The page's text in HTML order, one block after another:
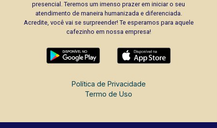
presencial. Teremos um imenso prazer em iniciar o seu
atendimento de maneira humanizada e diferenciada.
Acredite, você vai se surpreender! Te esperamos para aquele
cafezinho em nossa empresa!
Política de Privacidade
Termo de Uso